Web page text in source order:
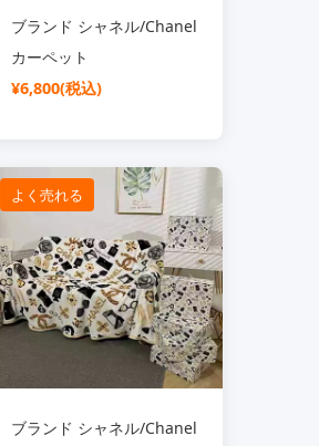
ブランド シャネル/Chanel
カーペット
¥6,800(税込)
よく売れる
ブランド シャネル/Chanel